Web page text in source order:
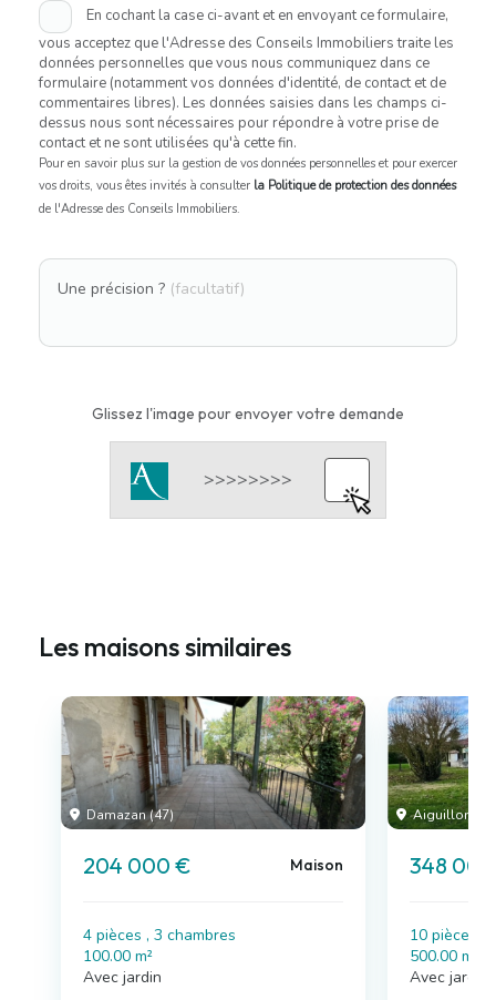
En cochant la case ci-avant et en envoyant ce formulaire,
vous acceptez que l'Adresse des Conseils Immobiliers traite les
données personnelles que vous nous communiquez dans ce
formulaire (notamment vos données d'identité, de contact et de
commentaires libres). Les données saisies dans les champs ci-
dessus nous sont nécessaires pour répondre à votre prise de
contact et ne sont utilisées qu'à cette fin.
Pour en savoir plus sur la gestion de vos données personnelles et pour exercer
vos droits, vous êtes invités à consulter la Politique de protection des données
de l'Adresse des Conseils Immobiliers.
Une précision ? (facultatif)
Glissez l'image pour envoyer votre demande
Les maisons similaires
Damazan (47)
204 000 € Maison
4 pièces , 3 chambres
100.00 m²
Avec jardin
Aiguillon
348
10 pièces ,
500.00 m²
Avec jardin